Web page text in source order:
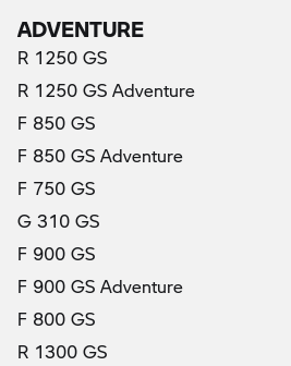
ADVENTURE
R 1250 GS
R 1250 GS Adventure
F 850 GS
F 850 GS Adventure
F 750 GS
G 310 GS
F 900 GS
F 900 GS Adventure
F 800 GS
R 1300 GS